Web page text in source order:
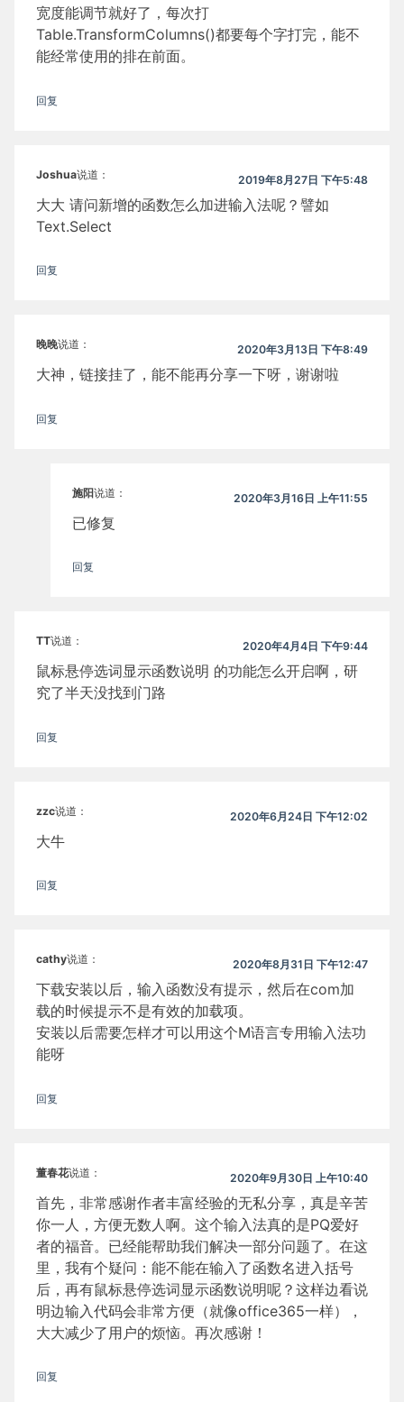
宽度能调节就好了，每次打
Table.TransformColumns()都要每个字打完，能不
能经常使用的排在前面。
回复
Joshua说道： 2019年8月27日 下午5:48
大大 请问新增的函数怎么加进输入法呢？譬如
Text.Select
回复
晚晚说道： 2020年3月13日 下午8:49
大神，链接挂了，能不能再分享一下呀，谢谢啦
回复
施阳说道： 2020年3月16日 上午11:55
已修复
回复
TT说道： 2020年4月4日 下午9:44
鼠标悬停选词显示函数说明 的功能怎么开启啊，研
究了半天没找到门路
回复
zzc说道： 2020年6月24日 下午12:02
大牛
回复
cathy说道： 2020年8月31日 下午12:47
下载安装以后，输入函数没有提示，然后在com加
载的时候提示不是有效的加载项。
安装以后需要怎样才可以用这个M语言专用输入法功
能呀
回复
董春花说道： 2020年9月30日 上午10:40
首先，非常感谢作者丰富经验的无私分享，真是辛苦
你一人，方便无数人啊。这个输入法真的是PQ爱好
者的福音。已经能帮助我们解决一部分问题了。在这
里，我有个疑问：能不能在输入了函数名进入括号
后，再有鼠标悬停选词显示函数说明呢？这样边看说
明边输入代码会非常方便（就像office365一样），
大大减少了用户的烦恼。再次感谢！
回复